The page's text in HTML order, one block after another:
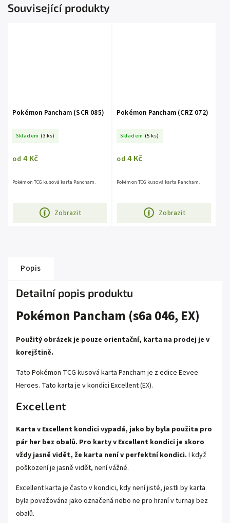
Související produkty
Pokémon Pancham (SCR 085)
Skladem (3 ks)
od 4 Kč
Zobrazit
Pokémon TCG kusová karta Pancham.
Pokémon Pancham (CRZ 072)
Skladem (5 ks)
od 4 Kč
Zobrazit
Pokémon TCG kusová karta Pancham.
Popis
Detailní popis produktu
Pokémon Pancham (s6a 046, EX)
Použitý obrázek je pouze orientační, karta na prodej je v
korejštině.
Tato Pokémon TCG kusová karta Pancham je z edice Eevee
Heroes. Tato karta je v kondici Excellent (EX).
Excellent
Karta v Excellent kondici vypadá, jako by byla použita pro
pár her bez obalů. Pro karty v Excellent kondici je skoro
vždy jasně vidět, že karta není v perfektní kondici. I když
poškození je jasně vidět, není vážné.
Excellent karta je často v kondici, kdy není jisté, jestli by karta
byla považována jako označená nebo ne pro hraní v turnaji bez
obalů.